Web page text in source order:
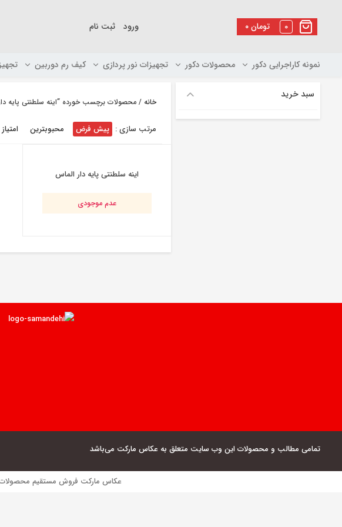
۰تومان 0 ورود ثبت نام
نمونه کاراجرایی دکور محصولات دکور تجهیزات نور پردازی کیف رم دوربین
خانه / محصولات برچسب خورده “اینه سلطنتی پایه
مرتب سازی : پیش فرض محبوبترین امتیاز
اینه سلطنتی پایه دار الماس
عدم موجودی
سبد خرید
تمامی مطالب و محصولات این وب سایت متعلق به عکاس مارکت می‌باشد
عکاس مارکت فروش مستقیم محصولات با کمترین قیمت – 24/7